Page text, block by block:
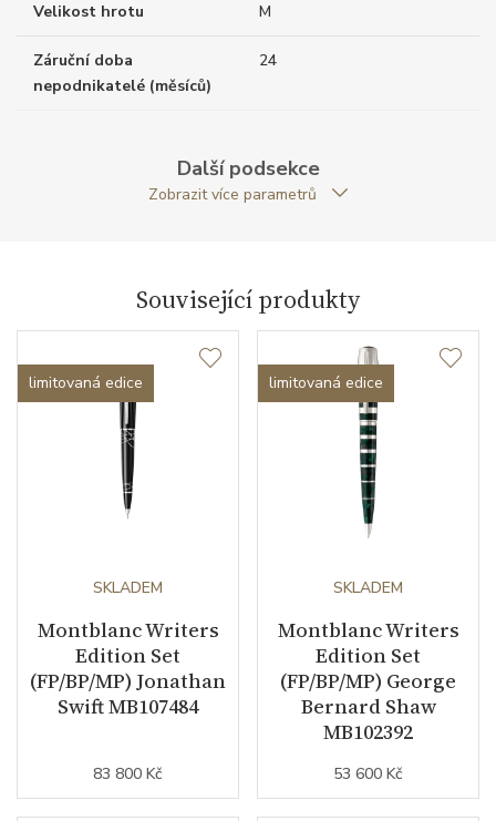
Velikost hrotu M
Záruční doba
nepodnikatelé (měsíců)
24
Writers Edition
Další podsekce
Zobrazit více parametrů
Související produkty
limitovaná edice
SKLADEM
Montblanc Writers
Edition Set
(FP/BP/MP) Jonathan
Swift MB107484
83 800 Kč
limitovaná edice
SKLADEM
Montblanc Writers
Edition Set
(FP/BP/MP) George
Bernard Shaw
MB102392
53 600 Kč